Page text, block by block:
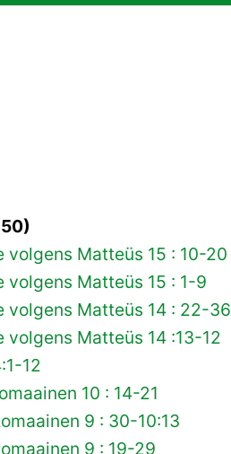
Matteüs 15 : 10-20
Matteüs 15 : 1-9
Matteüs 14 : 22-36
Matteüs 14 :13-12
12
10 : 14-21
9 : 30-10:13
9 : 19-29